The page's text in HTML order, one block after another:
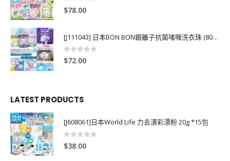
0
$78.00
[J111043] 日本BON BON銀離子抗菌啫喱洗衣珠 (80粒)
0out of 5
$72.00
LATEST PRODUCTS
[J608061]日本World Life 力去漬彩漂粉 20g *15包
0
$38.00